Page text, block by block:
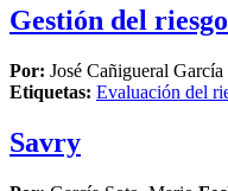
Gestión del
Por: José Cañigueral García
Etiquetas: Evaluación del
Savry